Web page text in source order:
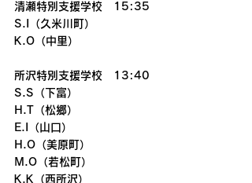
清瀬特別支援学校　15:35
S.I（久米川町）
K.O（中里）
所沢特別支援学校　13:40
S.S（下富）
H.T（松郷）
E.I（山口）
H.O（美原町）
M.O（若松町）
K.K（西所沢）